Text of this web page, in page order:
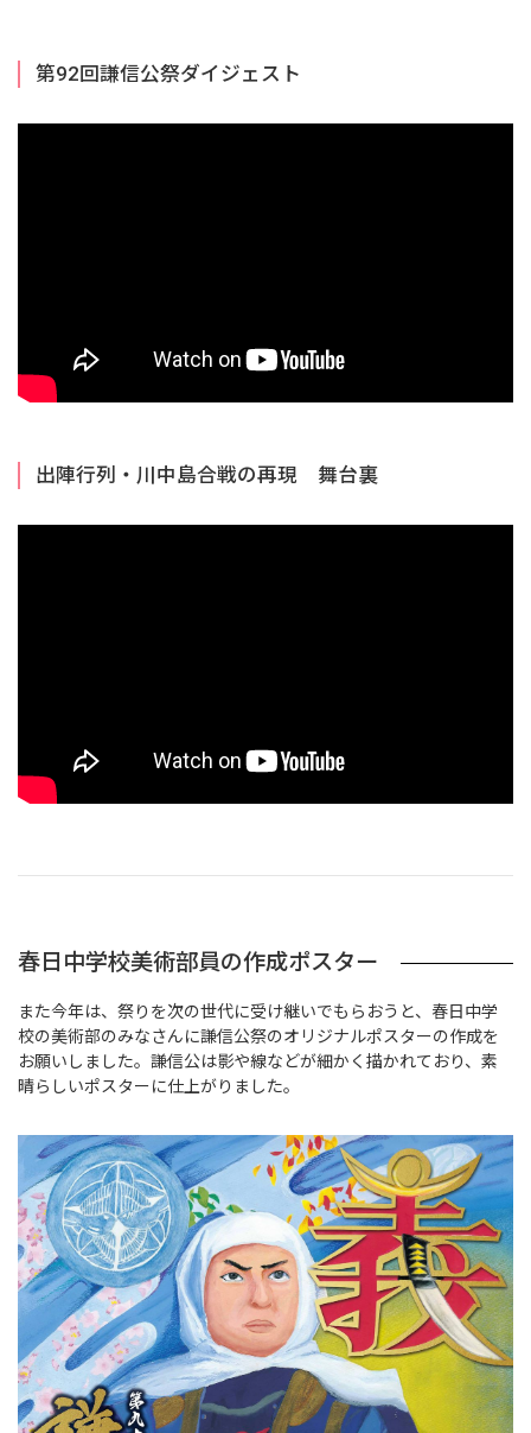
第92回謙信公祭ダイジェスト
出陣行列・川中島合戦の再現 舞台裏
春日中学校美術部員の作成ポスター
また今年は、祭りを次の世代に受け継いでもらおうと、春日中学
校の美術部のみなさんに謙信公祭のオリジナルポスターの作成を
お願いしました。謙信公は影や線などが細かく描かれており、素
晴らしいポスターに仕上がりました。